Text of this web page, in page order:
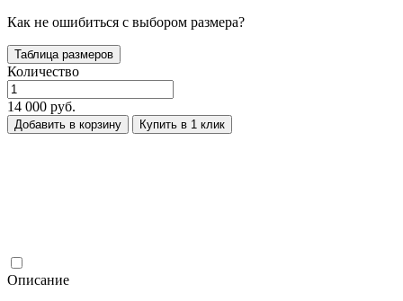
Как не ошибиться с выбором размера?
Таблица размеров
Количество
14 000 руб.
Добавить в корзину Купить в 1 клик
Описание